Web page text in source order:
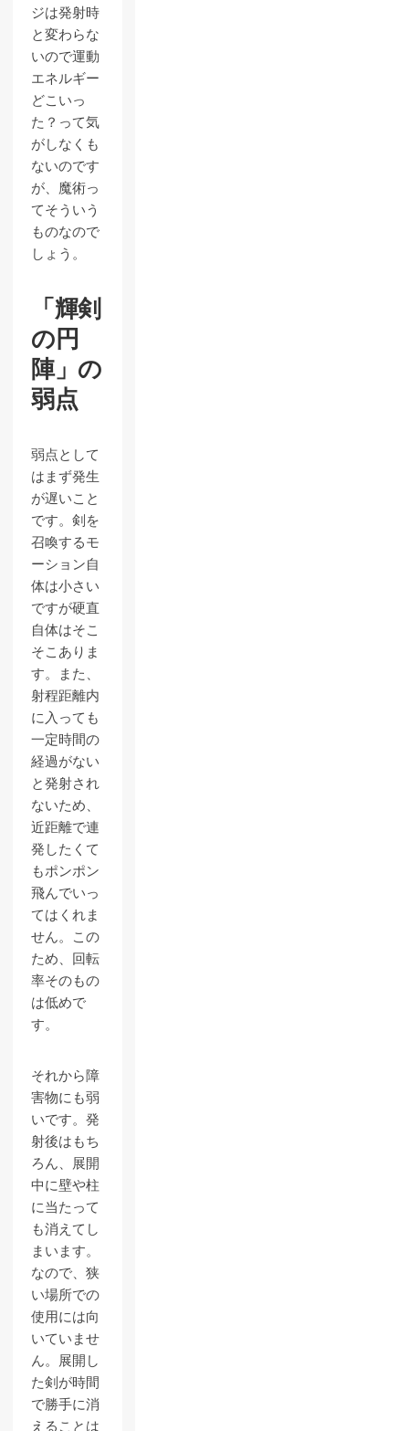
ジは発射時
と変わらな
いので運動
エネルギー
どこいっ
た？って気
がしなくも
ないのです
が、魔術っ
てそういう
ものなので
しょう。
「輝剣
の円
陣」の
弱点
弱点として
はまず発生
が遅いこと
です。剣を
召喚するモ
ーション自
体は小さい
ですが硬直
自体はそこ
そこありま
す。また、
射程距離内
に入っても
一定時間の
経過がない
と発射され
ないため、
近距離で連
発したくて
もポンポン
飛んでいっ
てはくれま
せん。この
ため、回転
率そのもの
は低めで
す。
それから障
害物にも弱
いです。発
射後はもち
ろん、展開
中に壁や柱
に当たって
も消えてし
まいます。
なので、狭
い場所での
使用には向
いていませ
ん。展開し
た剣が時間
で勝手に消
えることは